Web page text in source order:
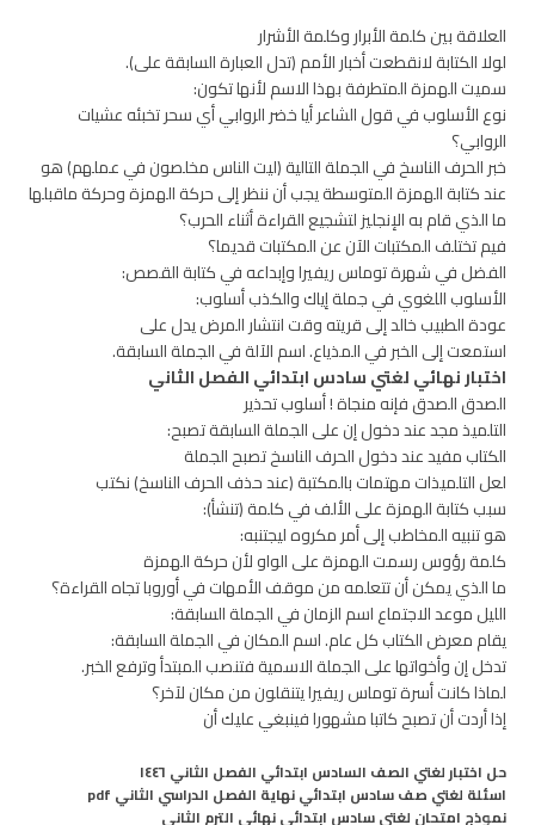
العلاقة بين كلمة الأبرار وكلمة الأشرار
لولا الكتابة لانقطعت أخبار الأمم (تدل العبارة السابقة على).
سميت الهمزة المتطرفة بهذا الاسم لأنها تكون:
نوع الأسلوب في قول الشاعر أيا خضر الروابي أي سحر تخبئه عشيات
الروابي؟
خبر الحرف الناسخ في الجملة التالية (ليت الناس مخلصون في عملهم) هو
عند كتابة الهمزة المتوسطة يجب أن ننظر إلى حركة الهمزة وحركة ماقبلها
ما الذي قام به الإنجليز لتشجيع القراءة أثناء الحرب؟
فيم تختلف المكتبات الآن عن المكتبات قديما؟
الفضل في شهرة توماس ريفيرا وإبداعه في كتابة القصص:
الأسلوب اللغوي في جملة إياك والكذب أسلوب:
عودة الطبيب خالد إلى قريته وقت انتشار المرض يدل على
استمعت إلى الخبر في المذياع. اسم الآلة في الجملة السابقة.
اختبار نهائي لغتي سادس ابتدائي الفصل الثاني
الصدق الصدق فإنه منجاة ! أسلوب تحذير
التلميذ مجد عند دخول إن على الجملة السابقة تصبح:
الكتاب مفيد عند دخول الحرف الناسخ تصبح الجملة
لعل التلميذات مهتمات بالمكتبة (عند حذف الحرف الناسخ) نكتب
سبب كتابة الهمزة على الألف في كلمة (تنشأ):
هو تنبيه المخاطب إلى أمر مكروه ليجتنبه:
كلمة رؤوس رسمت الهمزة على الواو لأن حركة الهمزة
ما الذي يمكن أن تتعلمه من موقف الأمهات في أوروبا تجاه القراءة؟
الليل موعد الاجتماع اسم الزمان في الجملة السابقة:
يقام معرض الكتاب كل عام. اسم المكان في الجملة السابقة:
تدخل إن وأخواتها على الجملة الاسمية فتنصب المبتدأ وترفع الخبر.
لماذا كانت أسرة توماس ريفيرا يتنقلون من مكان لآخر؟
إذا أردت أن تصبح كاتبا مشهورا فينبغي عليك أن
حل اختبار لغتي الصف السادس ابتدائي الفصل الثاني ١٤٤٦
اسئلة لغتي صف سادس ابتدائي نهاية الفصل الدراسي الثاني pdf
نموذج امتحان لغتي سادس ابتدائي نهائي الترم الثاني